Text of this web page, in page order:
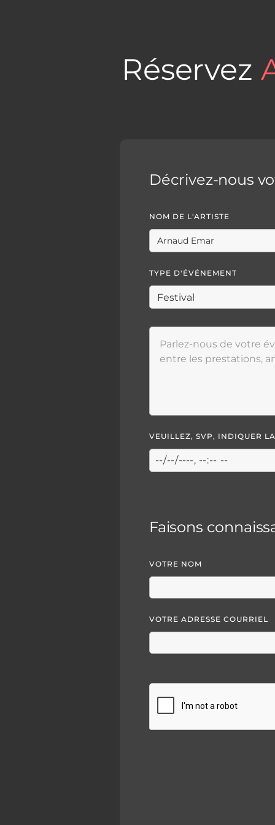
Réservez
Décrivez-nous
NOM DE L'ARTISTE
TYPE D'ÉVÉNEMENT
VEUILLEZ, SVP, INDIQUER
Faisons
VOTRE NOM
VOTRE ADRESSE COURRIEL